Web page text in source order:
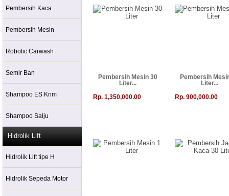
Pembersih Kaca
Pembersih Mesin
Robotic Carwash
Semir Ban
Shampoo ES Krim
Shampoo Salju
Hidrolik Lift
Hidrolik Lift tipe H
Hidrolik Sepeda Motor
Pembersih Mesin 30
Liter...
Rp. 1,350,000.00
Pembersih
Liter...
Rp. 900,000.00